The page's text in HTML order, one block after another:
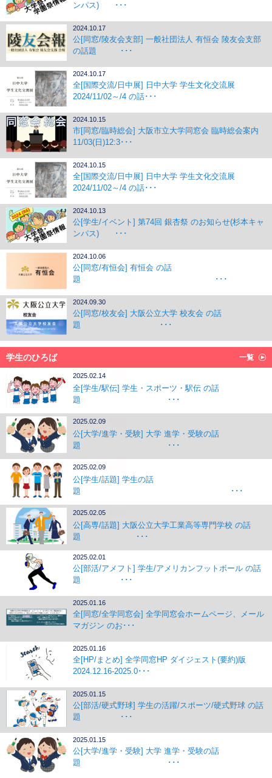
ンパス) ･･･
2024.10.17
公[同窓/陵友会支部] 一般社団法人 有恒会 陵友会支部
の話題 ･･･
2024.10.17
全[国際交流/日中展] 日中大学 学生文化交流展
2024/11/02～/4 の話･･･
2024.10.15
市[同窓/臨時総会] 大阪市立大学同窓会 臨時総会案内
11/03(日)12:3･･･
2024.10.15
全[国際交流/日中展] 日中大学 学生文化交流展
2024/11/02～/4 の話･･･
2024.10.13
公[学生/イベント] 第74回 銀杏祭 のお知らせ(杉本キャ
ンパス) ･･･
2024.10.06
公[同窓/有恒会] 有恒会 の話
題 ･･･
2024.09.30
公[同窓/校友会] 大阪公立大学 校友会 の話
題 ･･･
学生のひろば 一覧
2025.02.14
全[学生/駅伝] 学生・スポーツ・駅伝 の話
題 ･･･
2025.02.09
公[大学/進学・受験] 大学 進学・受験の話
題 ･･･
2025.02.09
公[学生/話題] 学生の話
題 ･･･
2025.02.05
公[高専/話題] 大阪公立大学工業高等専門学校 の話
題 ･･･
2025.02.01
公[部活/アメフト] 学生/アメリカンフットボール の話
題 ･･･
2025.01.16
全[同窓/全学同窓会] 全学同窓会ホームページ、メール
マガジン のお･･･
2025.01.16
全[HP/まとめ] 全学同窓HP ダイジェスト(要約)版
2024.12.16-2025.0･･･
2025.01.15
公[部活/硬式野球] 学生の活躍/スポーツ/硬式野球 の話
題 ･･･
2025.01.15
公[大学/進学・受験] 大学 進学・受験の話
題 ･･･